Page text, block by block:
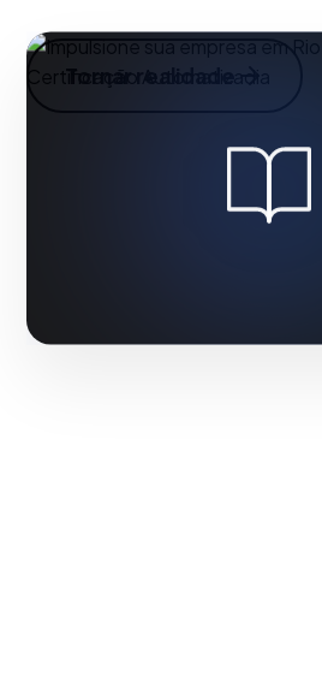
Tornar realidade